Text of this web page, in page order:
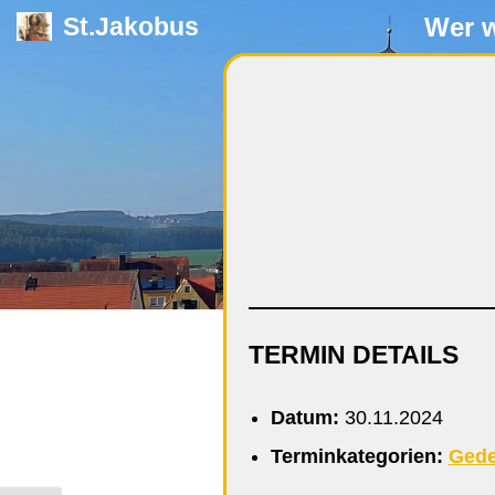
St.Jakobus Wer
TERMIN DETAILS
Datum: 30.11.2024
Terminkategorien: